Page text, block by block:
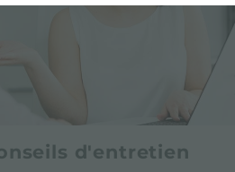
d'entretien